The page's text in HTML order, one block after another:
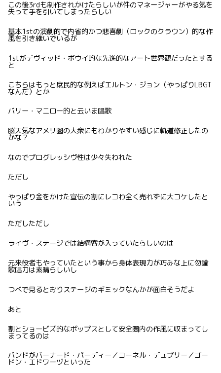
この後3rdも制作されかけたらしいが件のマネージャーがやる気を
失って手を引いてしまったらしい
基本1stの演劇的で内省的かつ悲喜劇（ロックのクラウン）的な作
風を引き継いでいるが
1stがデヴィッド・ボウイ的な先進的なアート世界観だったとする
と
こちらはもっと庶民的な例えばエルトン・ジョン（やっぱりLBGT
なんだ）とか
バリー・マニロー的と云いま唱歌
脳天気なアメリ圏の大衆にもわかりやすい感じに軌道修正したの
かな？
なのでプログレッシヴ性は少々失われた
ただし
やっぱり金をかけた宣伝の割にレコわ全く売れずに大コケしたと
いう
ただしただし
ライヴ・ステージでは結構客が入っていたらしいのは
元来役者もやっていたという事から身体表現力が巧みな上に勿論
歌唱力は素晴らしいし
つべで見るとおりステージのギミックなんかが面白そうだよ
あと
割とショービズ的なポップスとして安全圏内の作風に収まってし
まってるのは
バンドがバーナード・パーディー／コーネル・デュプリー／ゴー
ドン・エドワーヅといった